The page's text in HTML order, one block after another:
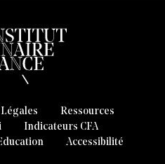
Ressources
Indicateurs CFA
Accessibilité